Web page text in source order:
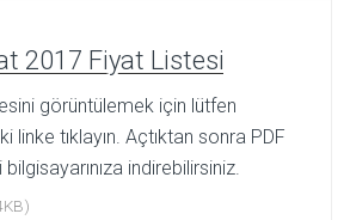
2017 Fiyat Listesi
görüntülemek için lütfen
linke tıklayın. Açtıktan sonra PDF
indirebilirsiniz.